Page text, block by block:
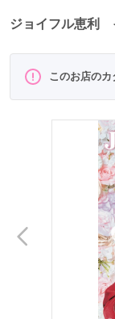
ジョイフル恵利
このお店の